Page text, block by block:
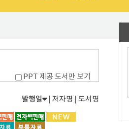
PPT 제공 도서만 보기
발행일 | 저자명 | 도서명